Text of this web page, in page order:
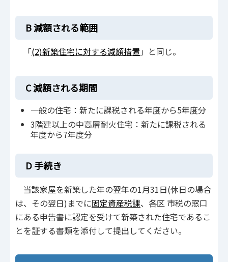
B 減額される範囲
「(2)新築住宅に対する減額措置 」と同じ。
C 減額される期間
一般の住宅：新たに課税される年度から5年度分
3階建以上の中高層耐火住宅：新たに課税される
年度から7年度分
D 手続き
当該家屋を新築した年の翌年の1月31日(休日の場合
は、その翌日)までに固定資産税課、各区 市税の窓口
にある申告書に認定を受けて新築された住宅であるこ
とを証する書類を添付して提出してください。